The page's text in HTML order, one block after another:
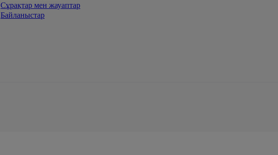
Сұрақтар мен жауаптар
Байланыстар